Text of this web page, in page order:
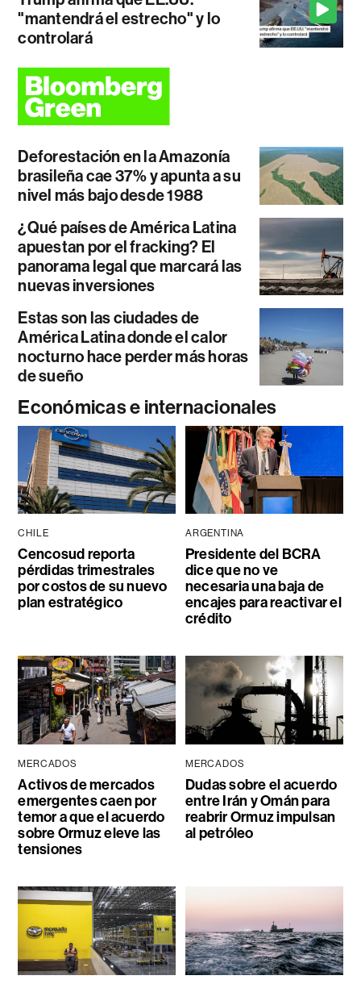
"mantendrá el estrecho" y lo
controlará
Deforestación en la Amazonía
brasileña cae 37% y apunta a su
nivel más bajo desde 1988
¿Qué países de América Latina
apuestan por el fracking? El
panorama legal que marcará las
nuevas inversiones
Estas son las ciudades de
América Latina donde el calor
nocturno hace perder más horas
de sueño
Económicas e internacionales
CHILE
Cencosud reporta
pérdidas trimestrales
por costos de su nuevo
plan estratégico
ARGENTINA
Presidente del BCRA
dice que no ve
necesaria una baja de
encajes para reactivar el
crédito
MERCADOS
Activos de mercados
emergentes caen por
temor a que el acuerdo
sobre Ormuz eleve las
tensiones
MERCADOS
Dudas sobre el acuerdo
entre Irán y Omán para
reabrir Ormuz impulsan
al petróleo